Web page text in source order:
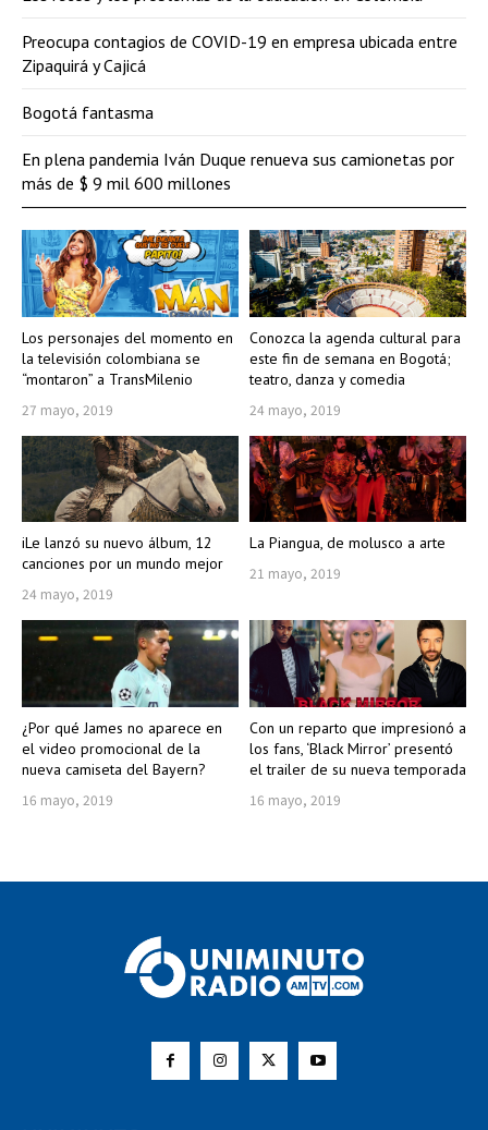
Los personajes del momento en
la televisión colombiana se
“montaron” a TransMilenio
27 mayo, 2019
Conozca la agenda cultural para
este fin de semana en Bogotá;
teatro, danza y comedia
24 mayo, 2019
iLe lanzó su nuevo álbum, 12
canciones por un mundo mejor
24 mayo, 2019
La Piangua, de molusco a arte
21 mayo, 2019
¿Por qué James no aparece en
el video promocional de la
nueva camiseta del Bayern?
16 mayo, 2019
Con un reparto que impresionó a
los fans, ‘Black Mirror’ presentó
el trailer de su nueva temporada
16 mayo, 2019
Preocupa contagios de COVID-19 en empresa ubicada entre
Zipaquirá y Cajicá
Bogotá fantasma
En plena pandemia Iván Duque renueva sus camionetas por
más de $ 9 mil 600 millones